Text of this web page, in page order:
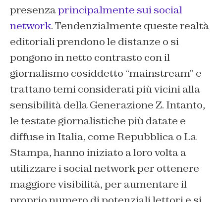
presenzaprincipalmente sui social
network. Tendenzialmente queste realtà
editoriali prendono le distanze o si
pongono in netto contrasto con il
giornalismo cosiddetto “mainstream” e
trattano temi considerati più vicini alla
sensibilità della Generazione Z. Intanto,
le testate giornalistiche più datate e
diffuse in Italia, come Repubblicao La
Stampa, hanno iniziato a loro volta a
utilizzare i social network per ottenere
maggiore visibilità, per aumentare il